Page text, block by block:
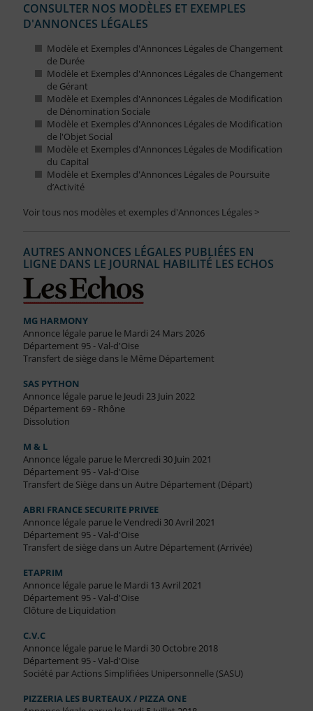
CONSULTER NOS MODÈLES ET EXEMPLES
D'ANNONCES LÉGALES
Modèle et Exemples d'Annonces Légales de Changement
de Durée
Modèle et Exemples d'Annonces Légales de Changement
de Gérant
Modèle et Exemples d'Annonces Légales de Modification
de Dénomination Sociale
Modèle et Exemples d'Annonces Légales de Modification
de l'Objet Social
Modèle et Exemples d'Annonces Légales de Modification
du Capital
Modèle et Exemples d'Annonces Légales de Poursuite
d’Activité
Voir tous nos modèles et exemples d'Annonces Légales >
AUTRES ANNONCES LÉGALES PUBLIÉES EN
LIGNE DANS LE JOURNAL HABILITÉ LES ECHOS
MG HARMONY
Annonce légale parue le Mardi 24 Mars 2026
Département 95 - Val-d'Oise
Transfert de siège dans le Même Département
SAS PYTHON
Annonce légale parue le Jeudi 23 Juin 2022
Département 69 - Rhône
Dissolution
M & L
Annonce légale parue le Mercredi 30 Juin 2021
Département 95 - Val-d'Oise
Transfert de Siège dans un Autre Département (Départ)
ABRI FRANCE SECURITE PRIVEE
Annonce légale parue le Vendredi 30 Avril 2021
Département 95 - Val-d'Oise
Transfert de siège dans un Autre Département (Arrivée)
ETAPRIM
Annonce légale parue le Mardi 13 Avril 2021
Département 95 - Val-d'Oise
Clôture de Liquidation
C.V.C
Annonce légale parue le Mardi 30 Octobre 2018
Département 95 - Val-d'Oise
Société par Actions Simplifiées Unipersonnelle (SASU)
PIZZERIA LES BURTEAUX / PIZZA ONE